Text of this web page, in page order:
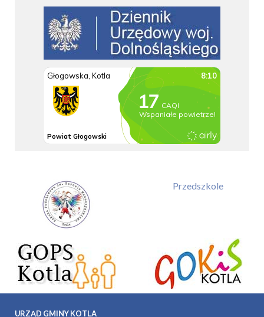
Przedszkole
URZĄD GMINY KOTLA